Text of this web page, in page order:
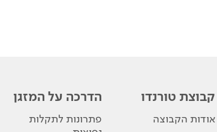
קבוצת טורנדו
אודות הקבוצה
הדרכה על המזגן
פתרונות לתקלות